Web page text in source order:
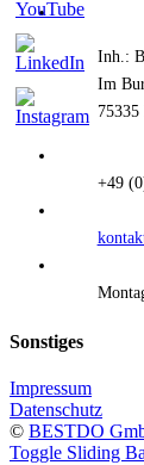
Inh.:
Im
75335
+49
Sonstiges
Impressum
Datenschutz
© BESTDO
Toggle Sliding